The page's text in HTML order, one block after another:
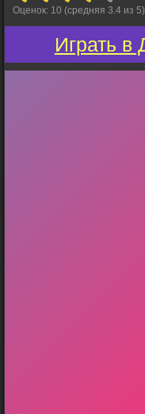
Оценок: 10 (средняя 3.4 из 5)
Играть в